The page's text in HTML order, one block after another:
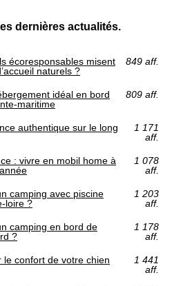
dernières actualités.
écoresponsables misent
naturels ?
849 aff.
idéal en bord
maritime
809 aff.
authentique sur le long
1 171
aff.
: vivre en mobil home à
1 078
aff.
camping avec piscine
loire ?
1 203
aff.
camping en bord de
?
1 178
aff.
le confort de votre chien
1 441
aff.